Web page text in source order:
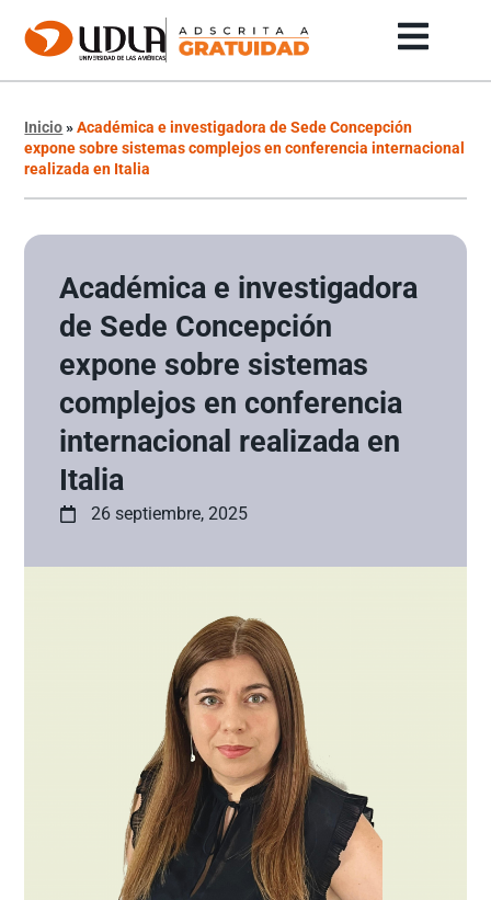
Inicio»Académica e investigadora de Sede Concepción
expone sobre sistemas complejos en conferencia internacional
realizada en Italia
Académica e investigadora
de Sede Concepción
expone sobre sistemas
complejos en conferencia
internacional realizada en
Italia
26 septiembre, 2025